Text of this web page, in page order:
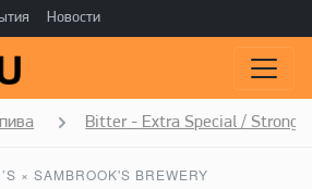
Новости
Bitter - Extra Special / Strong
× SAMBROOK'S BREWERY